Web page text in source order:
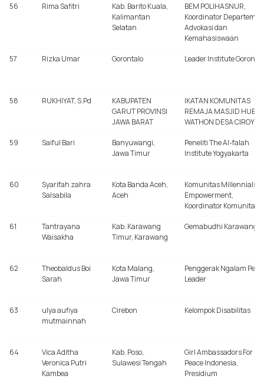
56 Rima Safitri
Kab. Barito Kuala,
Kalimantan
Selatan
BEM POLIHASNUR,
Koordinator Departemen
Advokasi dan
Kemahasiswaan
57 Rizka Umar Gorontalo Leader Institute
58 RUKHIYAT, S.Pd
KABUPATEN
GARUT PROVINSI
JAWA BARAT
IKATAN KOMUNITAS
REMAJA MASJID
WATHON DESA
59 Saiful Bari
Banyuwangi,
Jawa Timur
Peneliti The Al-falah
Institute Yogyakarta
60
Syarifah zahra
Salsabila
Kota Banda Aceh,
Aceh
Komunitas Millennials
Empowerment,
Koordinator Komunitas
61
Tantrayana
Waisakha
Kab. Karawang
Timur, Karawang
Gemabudhi Karawang
62
Theobaldus Boi
Sarah
Kota Malang,
Jawa Timur
Penggerak Ngalam
Leader
63
ulya aufiya
mutmainnah
Cirebon Kelompok Disabilitas
64
Vica Aditha
Veronica Putri
Kambea
Kab. Poso,
Sulawesi Tengah
Girl Ambassadors For
Peace Indonesia,
Presidium